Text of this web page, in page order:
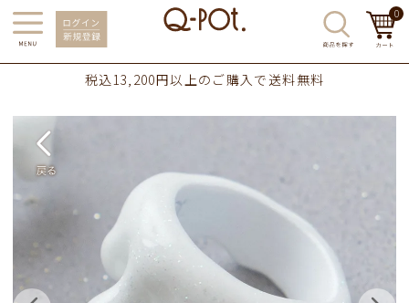
0
税込13,200円以上のご購入で送料無料